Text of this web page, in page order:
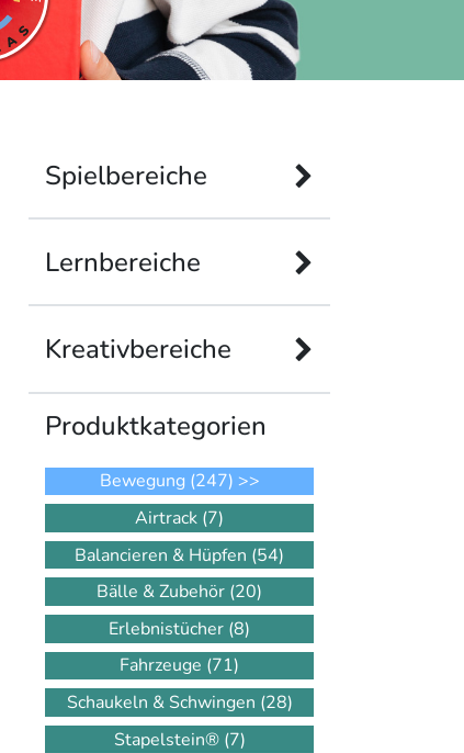
Spielbereiche
Lernbereiche
Kreativbereiche
Produkt­kategorien
Bewegung (247) >>
Airtrack (7)
Balancieren & Hüpfen (54)
Bälle & Zubehör (20)
Erlebnistücher (8)
Fahrzeuge (71)
Schaukeln & Schwingen (28)
Stapelstein® (7)